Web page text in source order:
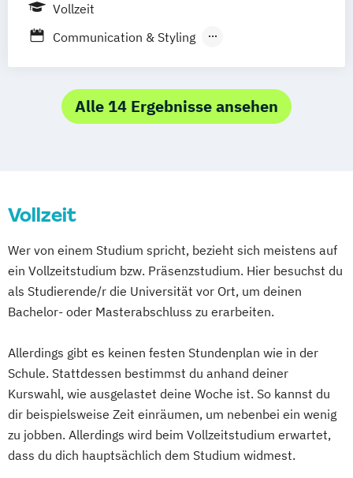
Vollzeit
Communication & Styling
Alle 14 Ergebnisse ansehen
Vollzeit
Wer von einem Studium spricht, bezieht sich meistens auf
ein Vollzeitstudium bzw. Präsenzstudium. Hier besuchst du
als Studierende/r die Universität vor Ort, um deinen
Bachelor- oder Masterabschluss zu erarbeiten.
Allerdings gibt es keinen festen Stundenplan wie in der
Schule. Stattdessen bestimmst du anhand deiner
Kurswahl, wie ausgelastet deine Woche ist. So kannst du
dir beispielsweise Zeit einräumen, um nebenbei ein wenig
zu jobben. Allerdings wird beim Vollzeitstudium erwartet,
dass du dich hauptsächlich dem Studium widmest.